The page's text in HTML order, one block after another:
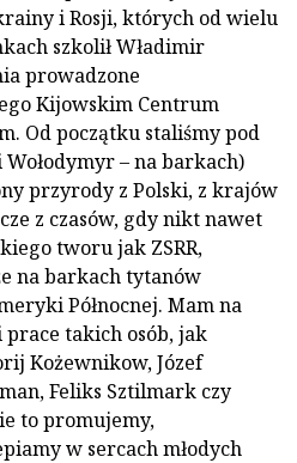
i Rosji, których od wielu
szkolił Władimir
prowadzone
Kijowskim Centrum
Od początku staliśmy pod
– na barkach)
przyrody z Polski, z krajów
z czasów, gdy nikt nawet
tworu jak ZSRR,
na barkach tytanów
Północnej. Mam na
takich osób, jak
Kożewnikow, Józef
Feliks Sztilmark czy
to promujemy,
w sercach młodych